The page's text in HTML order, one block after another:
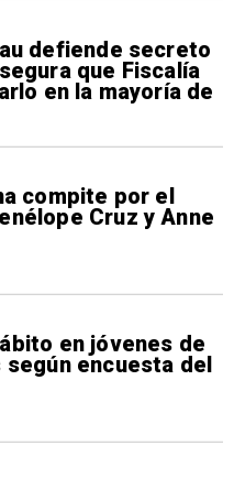
defiende secreto
que Fiscalía
en la mayoría de
compite por el
Cruz y Anne
en jóvenes de
según encuesta del